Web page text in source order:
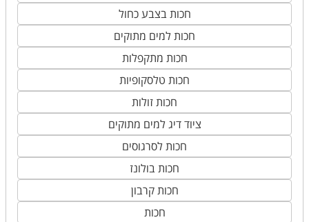
חכות בצבע כחול
חכות למים מתוקים
חכות מתקפלות
חכות טלסקופיות
חכות זולות
ציוד דיג למים מתוקים
חכות לסרגוסים
חכות בולונז
חכות קרבון
חכות